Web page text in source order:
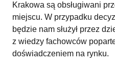
Krakowa są obsługiwani
miejscu. W przypadku
będzie nam służył przez
z wiedzy fachowców
doświadczeniem na rynku.